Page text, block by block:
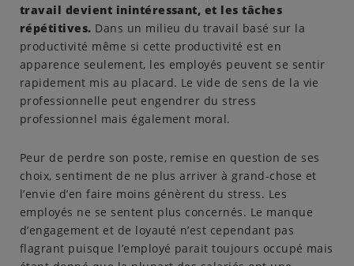
travail devient inintéressant, et les tâches
répétitives. Dans un milieu du travail basé sur la
productivité même si cette productivité est en
apparence seulement, les employés peuvent se sentir
rapidement mis au placard. Le vide de sens de la vie
professionnelle peut engendrer du stress
professionnel mais également moral.
Peur de perdre son poste, remise en question de ses
choix, sentiment de ne plus arriver à grand-chose et
l’envie d’en faire moins génèrent du stress. Les
employés ne se sentent plus concernés. Le manque
d’engagement et de loyauté n’est cependant pas
flagrant puisque l’employé parait toujours occupé mais